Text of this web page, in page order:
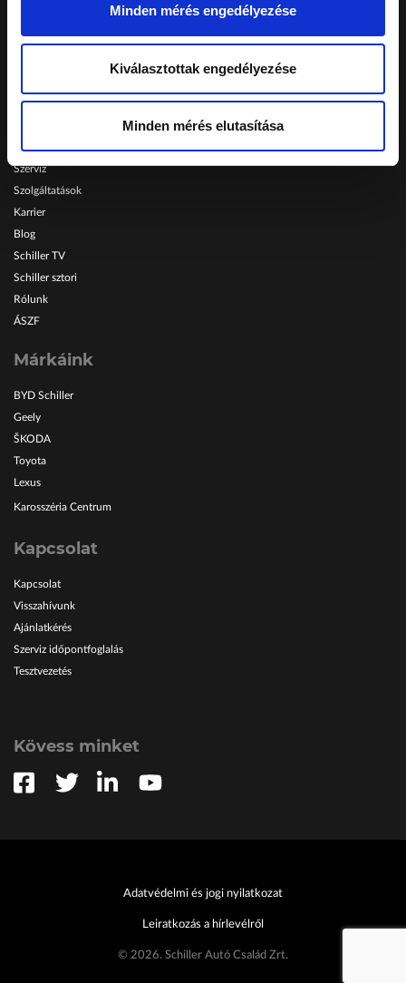
Minden mérés engedélyezése
Kiválasztottak engedélyezése
Minden mérés elutasítása
márkakereskedéseinkhez.
Telephelyeinken ezekkel a kártyákkal fizethet:
Autóvásárlás
Szerviz
Szolgáltatások
Karrier
Blog
Schiller TV
Schiller sztori
Rólunk
ÁSZF
Márkáink
BYD Schiller
Geely
ŠKODA
Toyota
Lexus
Karosszéria Centrum
Kapcsolat
Kapcsolat
Visszahívunk
Ajánlatkérés
Szerviz időpontfoglalás
Tesztvezetés
Kövess minket
Adatvédelmi és jogi nyilatkozat
© 2026. Schiller Autó Család Zrt.
Leiratkozás a hírlevélről